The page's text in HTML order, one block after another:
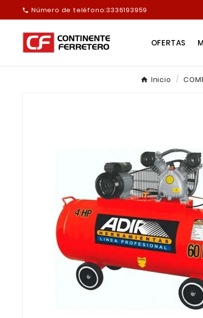
 Número de teléfono:3336193959
OFERTAS
Inicio